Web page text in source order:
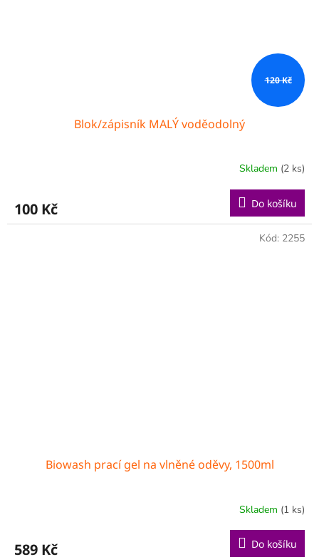
120 Kč
Blok/zápisník MALÝ voděodolný
Skladem (2 ks)
100 Kč Do košíku
Biowash prací gel na vlněné oděvy, 1500ml
Skladem (1 ks)
589 Kč Do košíku
Kód: 2255